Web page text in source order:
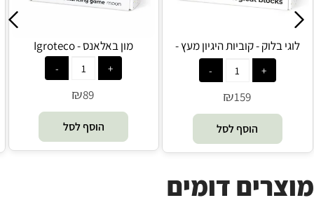
מון באלאנס - Igroteco
₪89
הוסף לסל
לוגי בלוק - קוביות היגיון מעץ -
Igroteco
₪159
הוסף לסל
מוצרים דומים